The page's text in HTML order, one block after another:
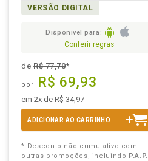
VERSÃO DIGITAL
Disponível para:
Conferir regras
deR$ 77,70*
por R$ 69,93
em 2x de R$ 34,97
ADICIONAR AO CARRINHO
* Desconto não cumulativo com
outras promoções, incluindo P.A.P.